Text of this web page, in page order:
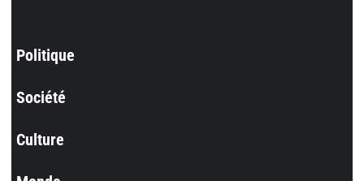
Politique
Société
Culture